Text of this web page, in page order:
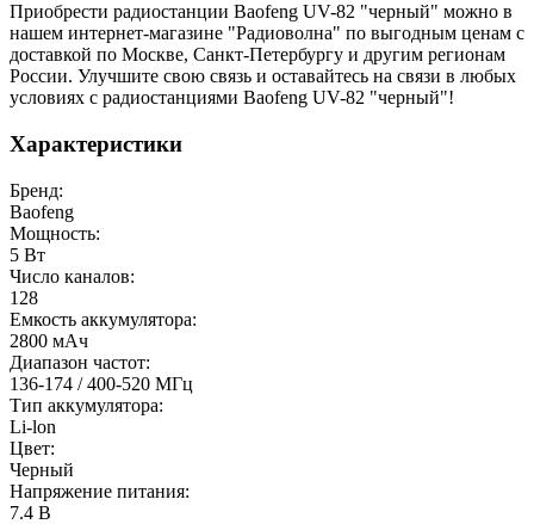
Приобрести радиостанции Baofeng UV-82 "черный" можно в
нашем интернет-магазине "Радиоволна" по выгодным ценам с
доставкой по Москве, Санкт-Петербургу и другим регионам
России. Улучшите свою связь и оставайтесь на связи в любых
условиях с радиостанциями Baofeng UV-82 "черный"!
Характеристики
Бренд:
Baofeng
Мощность:
5 Вт
Число каналов:
128
Емкость аккумулятора:
2800 мАч
Диапазон частот:
136-174 / 400-520 МГц
Тип аккумулятора:
Li-lon
Цвет:
Черный
Напряжение питания:
7.4 В